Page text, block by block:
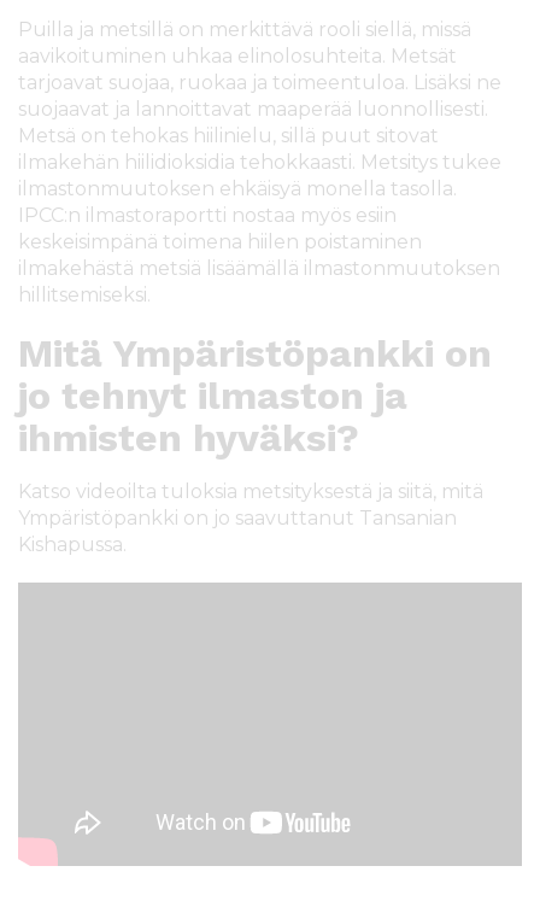
Puilla ja metsillä on merkittävä rooli siellä, missä
aavikoituminen uhkaa elinolosuhteita. Metsät
tarjoavat suojaa, ruokaa ja toimeentuloa. Lisäksi ne
suojaavat ja lannoittavat maaperää luonnollisesti.
Metsä on tehokas hiilinielu, sillä puut sitovat
ilmakehän hiilidioksidia tehokkaasti. Metsitys tukee
ilmastonmuutoksen ehkäisyä monella tasolla.
IPCC:n ilmastoraportti nostaa myös esiin
keskeisimpänä toimena hiilen poistaminen
ilmakehästä metsiä lisäämällä ilmastonmuutoksen
hillitsemiseksi.
Mitä Ympäristöpankki on
jo tehnyt ilmaston ja
ihmisten hyväksi?
Katso videoilta tuloksia metsityksestä ja siitä, mitä
Ympäristöpankki on jo saavuttanut Tansanian
Kishapussa.